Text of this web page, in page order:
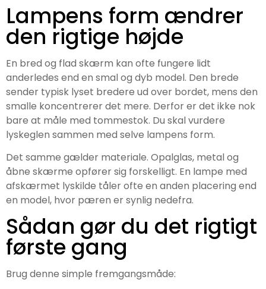
Lampens form ændrer
den rigtige højde
En bred og flad skærm kan ofte fungere lidt
anderledes end en smal og dyb model. Den brede
sender typisk lyset bredere ud over bordet, mens den
smalle koncentrerer det mere. Derfor er det ikke nok
bare at måle med tommestok. Du skal vurdere
lyskeglen sammen med selve lampens form.
Det samme gælder materiale. Opalglas, metal og
åbne skærme opfører sig forskelligt. En lampe med
afskærmet lyskilde tåler ofte en anden placering end
en model, hvor pæren er synlig nedefra.
Sådan gør du det rigtigt
første gang
Brug denne simple fremgangsmåde: